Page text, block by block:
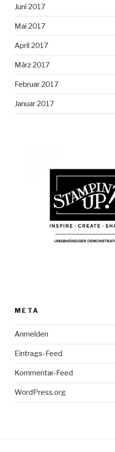
Juni 2017
Mai 2017
April 2017
März 2017
Februar 2017
Januar 2017
META
Anmelden
Eintrags-Feed
Kommentar-Feed
WordPress.org